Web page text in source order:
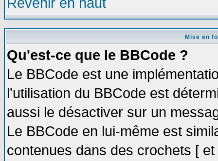
Mise en
Qu'est-ce que le BBCode ?
Le BBCode est une
l'utilisation du BBCode est
aussi le désactiver sur un
Le BBCode en lui-même est
contenues dans des crochets [